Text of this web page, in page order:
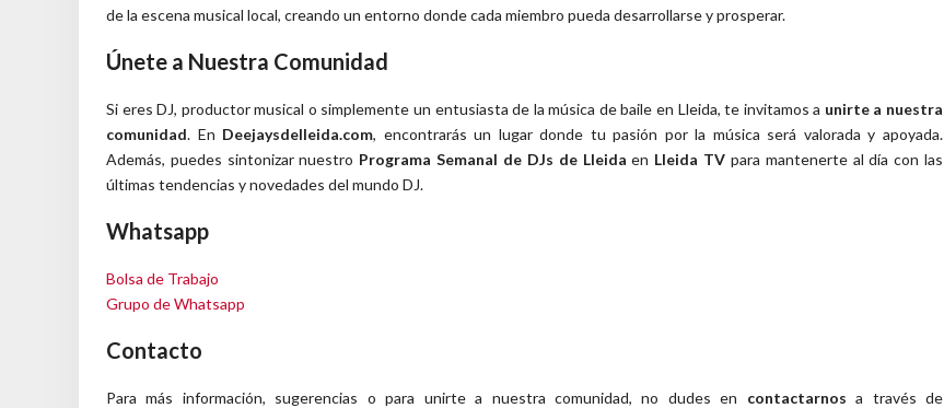
de la escena musical local, creando un entorno donde cada miembro pueda desarrollarse y prosperar.
Únete a Nuestra Comunidad
Si eres DJ, productor musical o simplemente un entusiasta de la música de baile en Lleida, te invitamos a unirte a nuestra
comunidad. En Deejaysdelleida.com, encontrarás un lugar donde tu pasión por la música será valorada y apoyada.
Además, puedes sintonizar nuestro Programa Semanal de DJs de Lleida en Lleida TV para mantenerte al día con las
últimas tendencias y novedades del mundo DJ.
Whatsapp
Bolsa de Trabajo
Grupo de Whatsapp
Contacto
Para más información, sugerencias o para unirte a nuestra comunidad, no dudes en contactarnos a través de